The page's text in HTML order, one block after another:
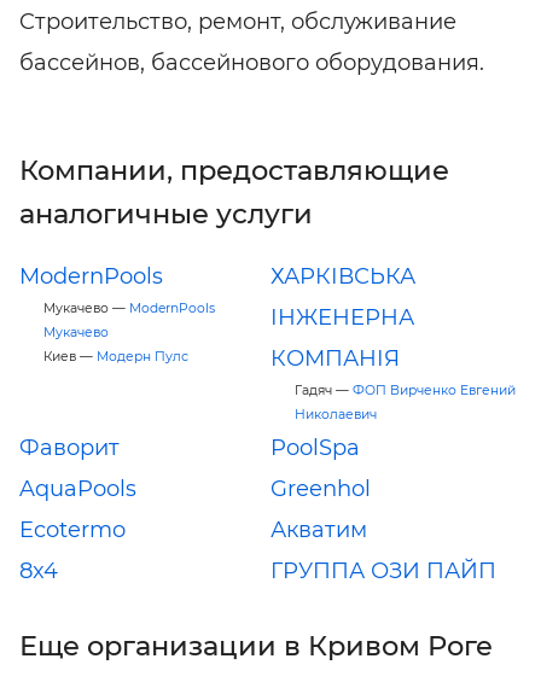
Cтроительство, ремонт, обслуживание
бассейнов, бассейнового оборудования.
Компании, предоставляющие
аналогичные услуги
ModernPools
Мукачево — ModernPools
Мукачево
Киев — Модерн Пулс
ХАРКІВСЬКА
ІНЖЕНЕРНА
КОМПАНІЯ
Гадяч — ФОП Вирченко Евгений
Николаевич
Фаворит
PoolSpa
AquaPools
Greenhol
Ecotermo
Акватим
8x4
ГРУППА ОЗИ ПАЙП
Еще организации в Кривом Роге